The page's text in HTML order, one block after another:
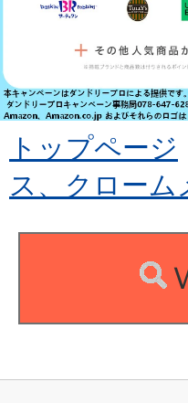
トップページ
ス、クローム